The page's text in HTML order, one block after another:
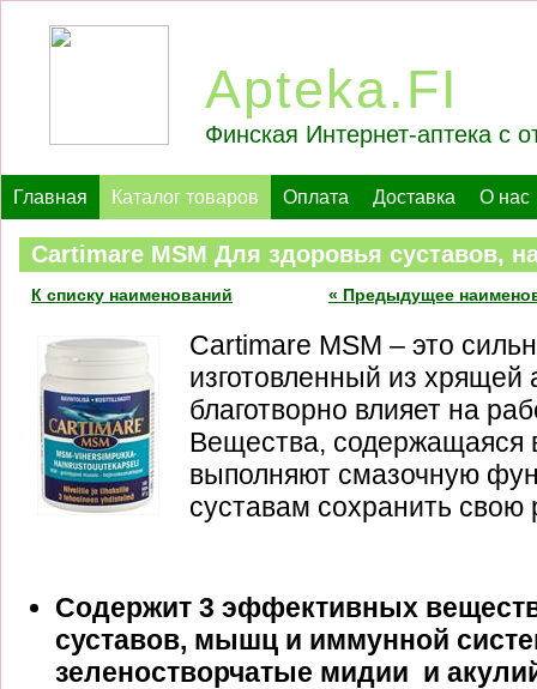
Apteka.FI
Финская Интернет-аптека с
Главная Каталог товаров Оплата Доставка О нас
Cartimare MSM Для здоровья суставов,
« Предыдущее
К списку наименований
Cartimare MSM – это
изготовленный из хрящей
благотворно влияет на
Вещества, содержащаяся
выполняют смазочную
суставам сохранить свою
Содержит 3 эффективных
суставов, мышц и иммунной
зеленостворчатые мидии и